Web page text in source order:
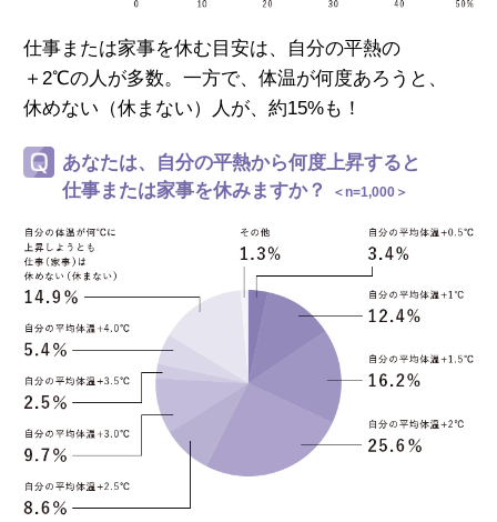
仕事または家事を休む目安は、自分の平熱の
＋2℃の人が多数。一方で、体温が何度あろうと、
休めない（休まない）人が、約15%も！
あなたは、自分の平熱から何度上昇すると
仕事または家事を休みますか？
＜n=1,000＞